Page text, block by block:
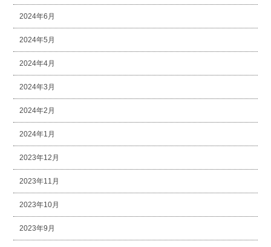
2024年6月
2024年5月
2024年4月
2024年3月
2024年2月
2024年1月
2023年12月
2023年11月
2023年10月
2023年9月